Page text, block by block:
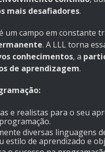
mais desafiadores.
um campo em constante
. A LLL torna
conhecimentos, a
de aprendizagem.
e realistas para o seu
diversas linguagens
estilo de aprendizado e